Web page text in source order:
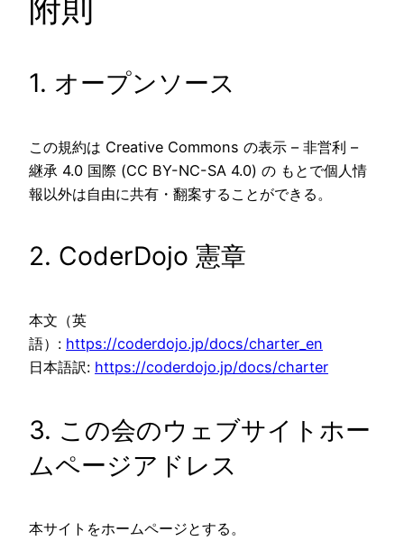
附則
1. オープンソース
この規約は Creative Commons の表示 – 非営利 –
継承 4.0 国際 (CC BY-NC-SA 4.0) の もとで個人情
報以外は自由に共有・翻案することができる。
2. CoderDojo 憲章
本文（英
語）: https://coderdojo.jp/docs/charter_en
日本語訳: https://coderdojo.jp/docs/charter
3. この会のウェブサイトホー
ムページアドレス
本サイトをホームページとする。